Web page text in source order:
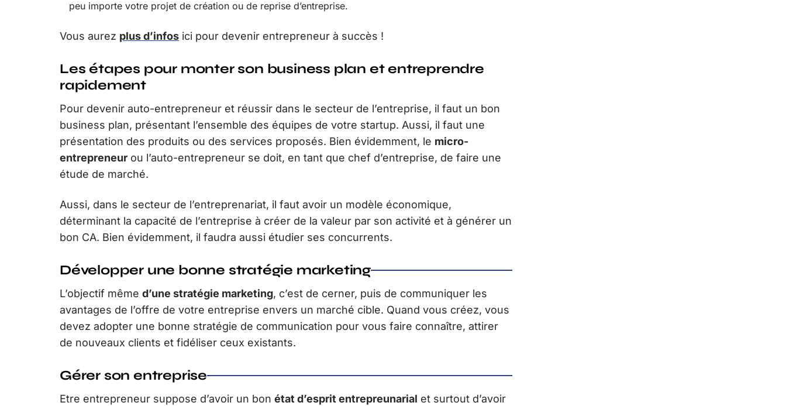
peu importe votre projet de création ou de reprise d’entreprise.
Vous aurez plus d’infos ici pour devenir entrepreneur à succès !
Les étapes pour monter son business plan et entreprendre
rapidement
Pour devenir auto-entrepreneur et réussir dans le secteur de l’entreprise, il faut un bon
business plan, présentant l’ensemble des équipes de votre startup. Aussi, il faut une
présentation des produits ou des services proposés. Bien évidemment, le micro-
entrepreneur ou l’auto-entrepreneur se doit, en tant que chef d’entreprise, de faire une
étude de marché.
Aussi, dans le secteur de l’entreprenariat, il faut avoir un modèle économique,
déterminant la capacité de l’entreprise à créer de la valeur par son activité et à générer un
bon CA. Bien évidemment, il faudra aussi étudier ses concurrents.
Développer une bonne stratégie marketing
L’objectif même d’une stratégie marketing, c’est de cerner, puis de communiquer les
avantages de l’offre de votre entreprise envers un marché cible. Quand vous créez, vous
devez adopter une bonne stratégie de communication pour vous faire connaître, attirer
de nouveaux clients et fidéliser ceux existants.
Gérer son entreprise
Etre entrepreneur suppose d’avoir un bon état d’esprit entrepreunarial et surtout d’avoir